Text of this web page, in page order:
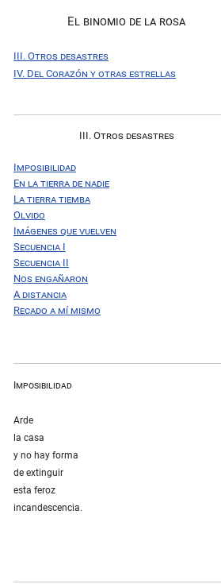
El binomio de la rosa
III. Otros desastres
IV. Del Corazón y otras estrellas
III. Otros desastres
Imposibilidad
En la tierra de nadie
La tierra tiemba
Olvido
Imágenes que vuelven
Secuencia I
Secuencia II
Nos engañaron
A distancia
Recado a mí mismo
Imposibilidad
Arde
la casa
y no hay forma
de extinguir
esta feroz
incandescencia.